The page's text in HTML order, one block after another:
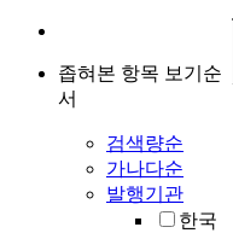
좁혀본 항목 보기순
서
검색량순
가나다순
발행기관
한국